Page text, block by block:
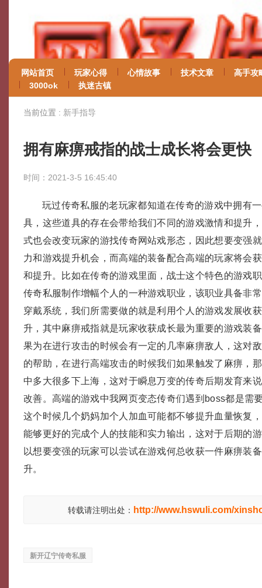
网站首页 玩家心得 心情故事 技术文章
高手攻
3000ok
执迷古镇
当前位置 : 新手指导
拥有麻痹戒指的战士成长将会更快
时间：2021-3-5 16:45:40
玩过传奇私服的老玩家都知道在传奇的游戏中拥有
具，这些道具的存在会带给我们不同的游戏激情和提升
式也会改变玩家的游找传奇网站戏形态，因此想要变强
力和游戏提升机会，而高端的装备配合高端的玩家将会
和提升。比如在传奇的游戏里面，战士这个特色的游戏
传奇私服制作增幅个人的一种游戏职业，该职业具备非
穿戴系统，我们所需要做的就是利用个人的游戏发展收
升，其中麻痹戒指就是玩家收获成长最为重要的游戏装
果为在进行攻击的时候会有一定的几率麻痹敌人，这对
的帮助，在进行高端攻击的时候我们如果触发了麻痹，
中多大很多下上海，这对于瞬息万变的传奇后期发育来
改善。高端的游戏中我网页变态传奇们遇到boss都是需
这个时候几个奶妈加个人加血可能都不够提升血量恢复
能够更好的完成个人的技能和实力输出，这对于后期的
以想要变强的玩家可以尝试在游戏何总收获一件麻痹装
升。
转载请注明出处： http://www.hswuli.com/
新开辽宁传奇私服